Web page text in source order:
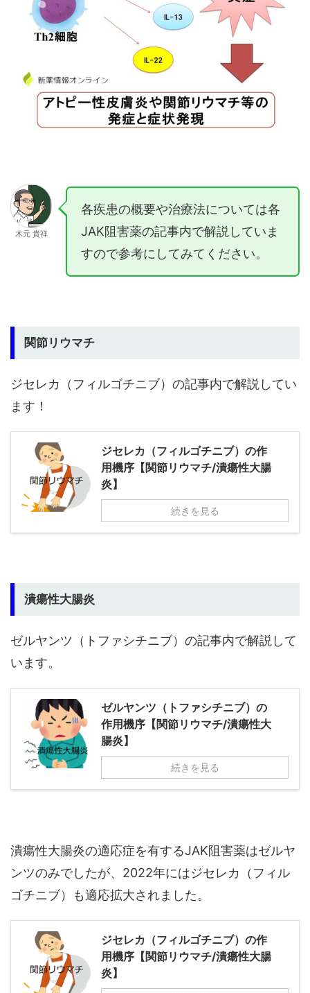
木元 貴祥
各疾患の概要や治療法については各
JAK阻害薬の記事内で解説していま
すので参考にしてみてください。
関節リウマチ
ジセレカ（フィルゴチニブ）の記事内で解説してい
ます！
ジセレカ（フィルゴチニブ）の作
用機序【関節リウマチ/潰瘍性大腸
炎】
続きを見る
潰瘍性大腸炎
ゼルヤンツ（トファシチニブ）の記事内で解説して
います。
ゼルヤンツ（トファシチニブ）の
作用機序【関節リウマチ/潰瘍性大
腸炎】
続きを見る
潰瘍性大腸炎の適応症を有するJAK阻害薬はゼルヤ
ンツのみでしたが、2022年にはジセレカ（フィル
ゴチニブ）も適応拡大されました。
ジセレカ（フィルゴチニブ）の作
用機序【関節リウマチ/潰瘍性大腸
炎】